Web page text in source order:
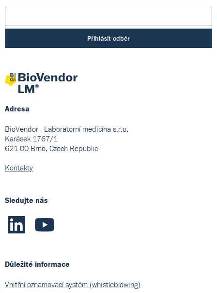
Přihlásit odběr
Adresa
BioVendor - Laboratorní medicína s.r.o.
Karásek 1767/1
621 00 Brno, Czech Republic
Kontakty
Sledujte nás
Důležité informace
Vnitřní oznamovací systém (whistleblowing)